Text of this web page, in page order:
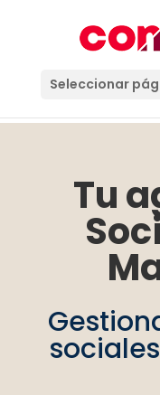
Seleccionar
Tu